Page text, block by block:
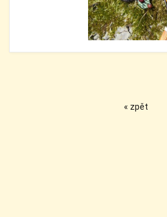
« zpět